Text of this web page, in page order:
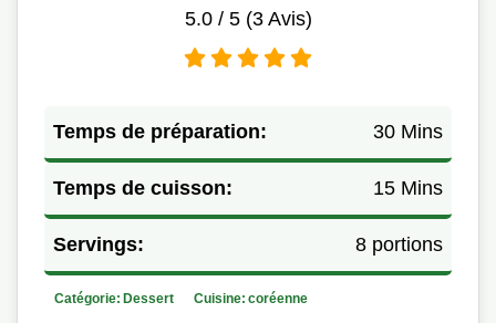
5.0/ 5 (3Avis)
Temps de préparation: 30 Mins
Temps de cuisson: 15 Mins
Servings: 8 portions
Catégorie: Dessert Cuisine: coréenne